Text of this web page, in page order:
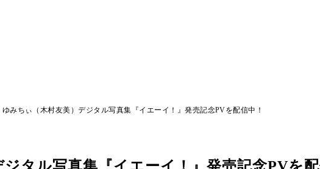
ゆみちぃ（木村友美）デジタル写真集『イエーイ！』発売記念PVを配信中！
ジタル写真集『イエーイ！』発売記念PVを